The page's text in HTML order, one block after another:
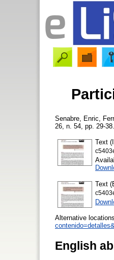
Senabre, Enric
26, n. 54, pp. 29-
Text
Text
Alternative
English